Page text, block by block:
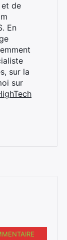
et de
En
sur la
sur